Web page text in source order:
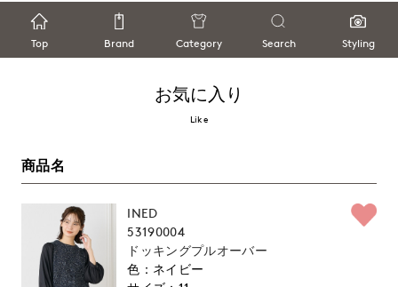
Top Brand Category Search Styling
お気に入り
Like
商品名
INED
53190004
ドッキングプルオーバー
ネイビー